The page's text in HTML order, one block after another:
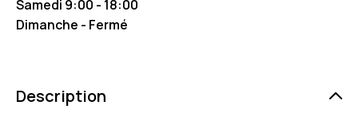
Samedi 9:00 - 18:00
Dimanche - Fermé
Description